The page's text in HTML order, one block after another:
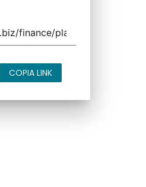
COPIA LINK